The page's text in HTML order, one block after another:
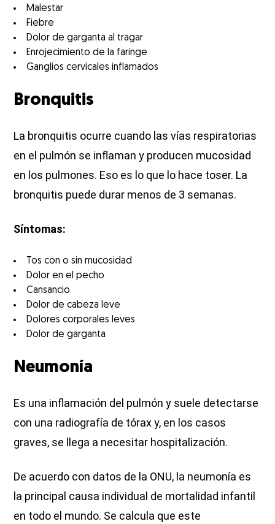
Malestar
Fiebre
Dolor de garganta al tragar
Enrojecimiento de la faringe
Ganglios cervicales inflamados
Bronquitis
La bronquitis ocurre cuando las vías respiratorias
en el pulmón se inflaman y producen mucosidad
en los pulmones. Eso es lo que lo hace toser. La
bronquitis puede durar menos de 3 semanas.
Síntomas:
Tos con o sin mucosidad
Dolor en el pecho
Cansancio
Dolor de cabeza leve
Dolores corporales leves
Dolor de garganta
Neumonía
Es una inflamación del pulmón y suele detectarse
con una radiografía de tórax y, en los casos
graves, se llega a necesitar hospitalización.
De acuerdo con datos de la ONU, la neumonía es
la principal causa individual de mortalidad infantil
en todo el mundo. Se calcula que este